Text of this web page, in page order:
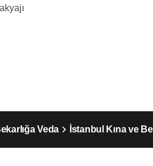
Veda İstanbul Kına ve